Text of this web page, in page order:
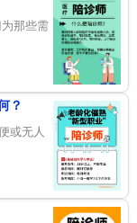
那些需
？
或无人